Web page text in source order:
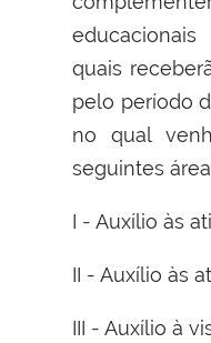
quais
pelo período
no qual
seguintes
I - Auxílio às
II - Auxílio às
III - Auxílio à